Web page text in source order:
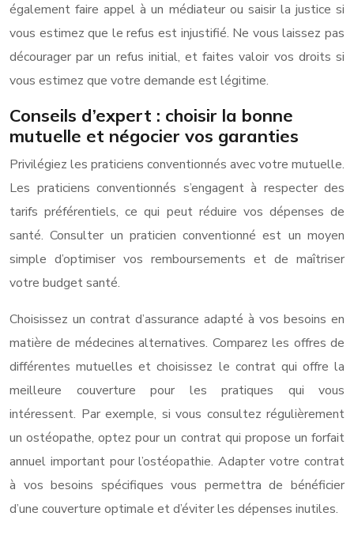
également faire appel à un médiateur ou saisir la justice si
vous estimez que le refus est injustifié. Ne vous laissez pas
décourager par un refus initial, et faites valoir vos droits si
vous estimez que votre demande est légitime.
Conseils d’expert : choisir la bonne
mutuelle et négocier vos garanties
Privilégiez les praticiens conventionnés avec votre mutuelle.
Les praticiens conventionnés s’engagent à respecter des
tarifs préférentiels, ce qui peut réduire vos dépenses de
santé. Consulter un praticien conventionné est un moyen
simple d’optimiser vos remboursements et de maîtriser
votre budget santé.
Choisissez un contrat d’assurance adapté à vos besoins en
matière de médecines alternatives. Comparez les offres de
différentes mutuelles et choisissez le contrat qui offre la
meilleure couverture pour les pratiques qui vous
intéressent. Par exemple, si vous consultez régulièrement
un ostéopathe, optez pour un contrat qui propose un forfait
annuel important pour l’ostéopathie. Adapter votre contrat
à vos besoins spécifiques vous permettra de bénéficier
d’une couverture optimale et d’éviter les dépenses inutiles.